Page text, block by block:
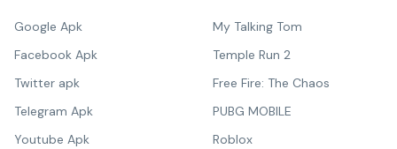
Google Apk
Facebook Apk
Twitter apk
Telegram Apk
Youtube Apk
My Talking Tom
Temple Run 2
Free Fire: The Chaos
PUBG MOBILE
Roblox